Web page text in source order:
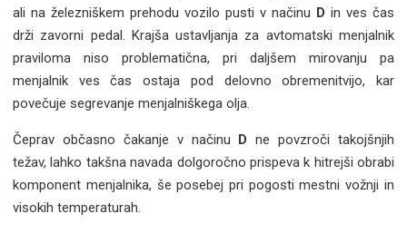
ali na železniškem prehodu vozilo pusti v načinu D in ves čas
drži zavorni pedal. Krajša ustavljanja za avtomatski menjalnik
praviloma niso problematična, pri daljšem mirovanju pa
menjalnik ves čas ostaja pod delovno obremenitvijo, kar
povečuje segrevanje menjalniškega olja.
Čeprav občasno čakanje v načinu D ne povzroči takojšnjih
težav, lahko takšna navada dolgoročno prispeva k hitrejši obrabi
komponent menjalnika, še posebej pri pogosti mestni vožnji in
visokih temperaturah.